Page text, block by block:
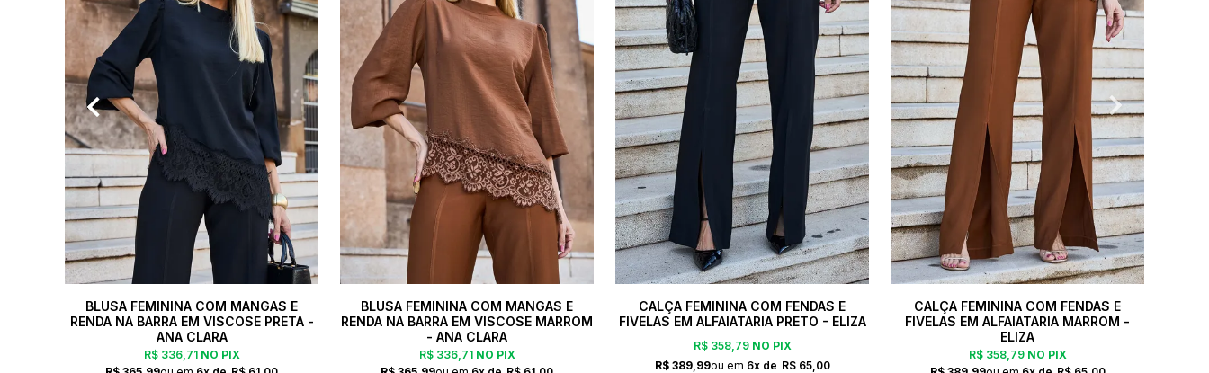
BLUSA FEMININA COM MANGAS E
RENDA NA BARRA EM VISCOSE PRETA -
ANA CLARA
R$ 336,71NO PIX
BLUSA FEMININA COM MANGAS E
RENDA NA BARRA EM VISCOSE MARROM
- ANA CLARA
R$ 336,71NO PIX
CALÇA FEMININA COM FENDAS E
FIVELAS EM ALFAIATARIA PRETO - ELIZA
R$ 358,79NO PIX
R$ 389,99
6x R$ 65,00
CALÇA FEMININA COM FENDAS E
FIVELAS EM ALFAIATARIA MARROM -
ELIZA
R$ 358,79NO PIX